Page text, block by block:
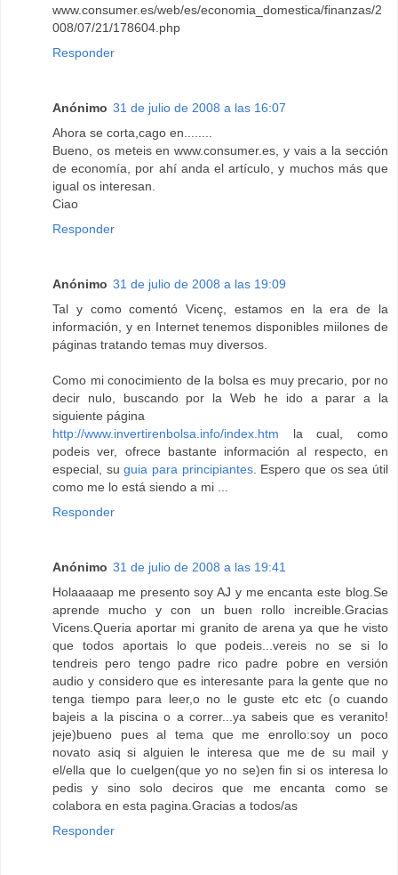
www.consumer.es/web/es/economia_domestica/finanzas/2
008/07/21/178604.php
Responder
Anónimo 31 de julio de 2008 a las 16:07
Ahora se corta,cago en........
Bueno, os meteis en www.consumer.es, y vais a la sección
de economía, por ahí anda el artículo, y muchos más que
igual os interesan.
Ciao
Responder
Anónimo 31 de julio de 2008 a las 19:09
Tal y como comentó Vicenç, estamos en la era de la
información, y en Internet tenemos disponibles miilones de
páginas tratando temas muy diversos.
Como mi conocimiento de la bolsa es muy precario, por no
decir nulo, buscando por la Web he ido a parar a la
siguiente página
http://www.invertirenbolsa.info/index.htm la cual, como
podeis ver, ofrece bastante información al respecto, en
especial, suguia para principiantes. Espero que os sea útil
como me lo está siendo a mi ...
Responder
Anónimo 31 de julio de 2008 a las 19:41
Holaaaaap me presento soy AJ y me encanta este blog.Se
aprende mucho y con un buen rollo increible.Gracias
Vicens.Queria aportar mi granito de arena ya que he visto
que todos aportais lo que podeis...vereis no se si lo
tendreis pero tengo padre rico padre pobre en versión
audio y considero que es interesante para la gente que no
tenga tiempo para leer,o no le guste etc etc (o cuando
bajeis a la piscina o a correr...ya sabeis que es veranito!
jeje)bueno pues al tema que me enrollo:soy un poco
novato asiq si alguien le interesa que me de su mail y
el/ella que lo cuelgen(que yo no se)en fin si os interesa lo
pedis y sino solo deciros que me encanta como se
colabora en esta pagina.Gracias a todos/as
Responder